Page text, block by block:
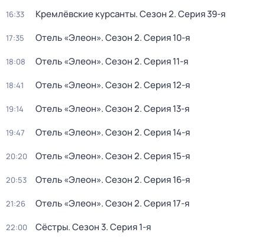
16:33 Кремлёвские курсанты. Сезон 2. Серия 39-я
17:35 Отель «Элеон». Сезон 2. Серия 10-я
18:08 Отель «Элеон». Сезон 2. Серия 11-я
18:41 Отель «Элеон». Сезон 2. Серия 12-я
19:14 Отель «Элеон». Сезон 2. Серия 13-я
19:47 Отель «Элеон». Сезон 2. Серия 14-я
20:20 Отель «Элеон». Сезон 2. Серия 15-я
20:53 Отель «Элеон». Сезон 2. Серия 16-я
21:26 Отель «Элеон». Сезон 2. Серия 17-я
22:00 Сёстры. Сезон 3. Серия 1-я